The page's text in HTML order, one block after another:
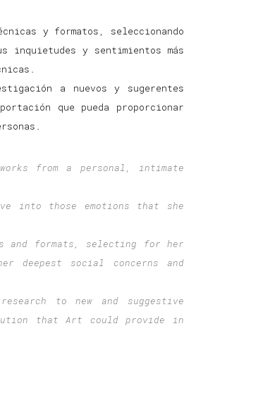
y formatos, seleccionando
inquietudes y sentimientos más
a nuevos y sugerentes
que pueda proporcionar
from a personal, intimate
into those emotions that she
and formats, selecting for her
deepest social concerns and
to new and suggestive
that Art could provide in